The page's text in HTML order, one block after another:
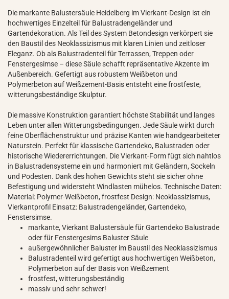
Die markante Balustersäule Heidelberg im Vierkant-Design ist ein
hochwertiges Einzelteil für Balustradengeländer und
Gartendekoration. Als Teil des System Betondesign verkörpert sie
den Baustil des Neoklassizismus mit klaren Linien und zeitloser
Eleganz. Ob als Balustradenteil für Terrassen, Treppen oder
Fenstergesimse – diese Säule schafft repräsentative Akzente im
Außenbereich. Gefertigt aus robustem Weißbeton und
Polymerbeton auf Weißzement-Basis entsteht eine frostfeste,
witterungsbeständige Skulptur.
Die massive Konstruktion garantiert höchste Stabilität und langes
Leben unter allen Witterungsbedingungen. Jede Säule wirkt durch
feine Oberflächenstruktur und präzise Kanten wie handgearbeiteter
Naturstein. Perfekt für klassische Gartendeko, Balustraden oder
historische Wiedererrichtungen. Die Vierkant-Form fügt sich nahtlos
in Balustradensysteme ein und harmoniert mit Geländern, Sockeln
und Podesten. Dank des hohen Gewichts steht sie sicher ohne
Befestigung und widersteht Windlasten mühelos. Technische Daten:
Material: Polymer-Weißbeton, frostfest Design: Neoklassizismus,
Vierkantprofil Einsatz: Balustradengeländer, Gartendeko,
Fenstersimse.
markante, Vierkant Balustersäule für Gartendeko Balustrade
oder für Fenstergesims Baluster Säule
außergewöhnlicher Baluster im Baustil des Neoklassizismus
Balustradenteil wird gefertigt aus hochwertigen Weißbeton,
Polymerbeton auf der Basis von Weißzement
frostfest, witterungsbeständig
massiv und sehr schwer!